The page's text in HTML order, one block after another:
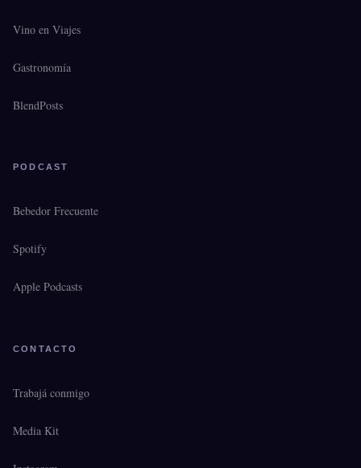
Vino en Viajes
Gastronomía
BlendPosts
PODCAST
Bebedor Frecuente
Spotify
Apple Podcasts
CONTACTO
Trabajá conmigo
Media Kit